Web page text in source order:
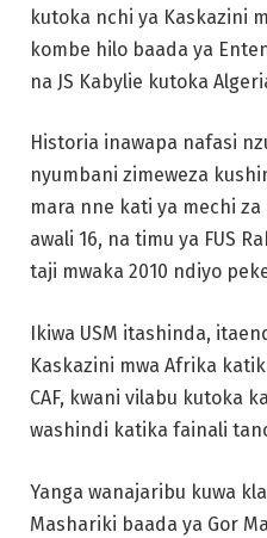
kutoka nchi ya Kaskazini
kombe hilo baada ya
na JS Kabylie kutoka
Historia inawapa nafasi
nyumbani zimeweza
mara nne kati ya mechi
awali 16, na timu ya FUS
taji mwaka 2010 ndiyo
Ikiwa USM itashinda,
Kaskazini mwa Afrika
CAF, kwani vilabu kutoka
washindi katika fainali
Yanga wanajaribu kuwa
Mashariki baada ya Gor